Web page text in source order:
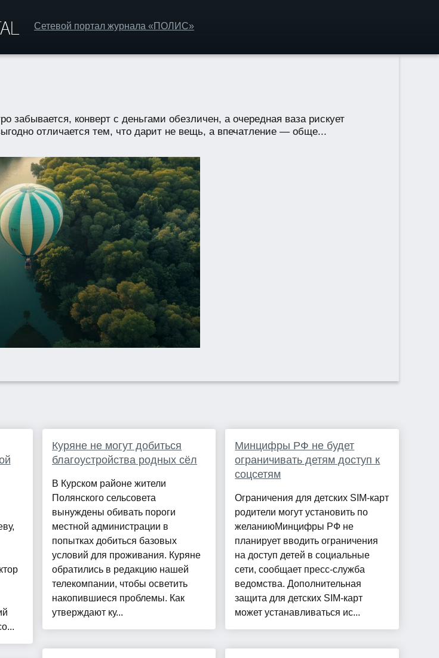
Сетевой портал журнала «ПОЛИС»
конверт с деньгами обезличен, а очередная ваза рискует
отличается тем, что дарит не вещь, а впечатление — обще...
Куряне не могут добиться
благоустройства родных сёл
В Курском районе жители
Полянского сельсовета
вынуждены обивать пороги
местной администрации в
попытках добиться базовых
условий для проживания. Куряне
обратились в редакцию нашей
телекомпании, чтобы осветить
накопившиеся проблемы. Как
утверждают ку...
Минцифры РФ не будет
ограничивать детям доступ к
соцсетям
Ограничения для детских SIM-карт
родители могут установить по
желаниюМинцифры РФ не
планирует вводить ограничения
на доступ детей в социальные
сети, сообщает пресс-служба
ведомства. Дополнительная
защита для детских SIM-карт
может устанавливаться ис...